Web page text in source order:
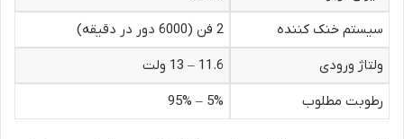
سیستم خنک کننده
2 فن (6000 دور در دقیقه)
ولتاژ ورودی
11.6 – 13 ولت
رطوبت مطلوب
5% – 95%